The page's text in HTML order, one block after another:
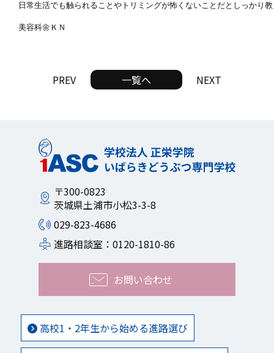
日常生活でも触られることやトリミングが怖くないことだとしっかり
美容科🌼ＫＮ
PREV 一覧へ NEXT
〒300-0823
茨城県土浦市小松3-3-8
029-823-4686
進路相談室：0120-1810-86
お問い合わせ
高校1・2年生から始める進路選び